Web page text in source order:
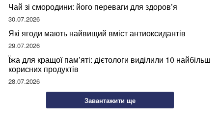
Чай зі смородини: його переваги для здоров’я
30.07.2026
Які ягоди мають найвищий вміст антиоксидантів
29.07.2026
Їжа для кращої пам’яті: дієтологи виділили 10 найбільш
корисних продуктів
28.07.2026
Завантажити ще